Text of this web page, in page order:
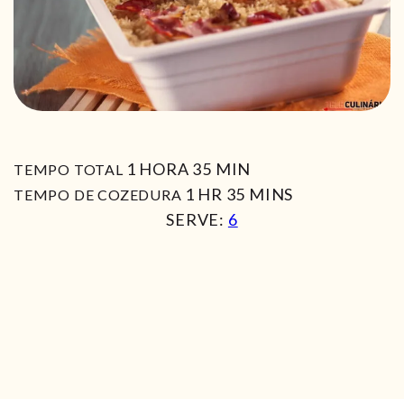
TEMPO TOTAL 1 HORA
HORA 35 MIN
MIN
TEMPO DE COZEDURA 1 HORA
HR 35 MIN
MINS
SERVE: 6